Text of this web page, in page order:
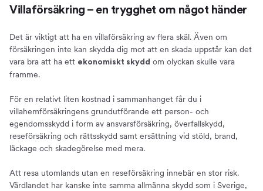
Villaförsäkring – en trygghet om något händer
Det är viktigt att ha en villaförsäkring av flera skäl. Även om
försäkringen inte kan skydda dig mot att en skada uppstår kan det
vara bra att ha ett ekonomiskt skydd om olyckan skulle vara
framme.
För en relativt liten kostnad i sammanhanget får du i
villahemförsäkringens grundutförande ett person- och
egendomsskydd i form av ansvarsförsäkring, överfallskydd,
reseförsäkring och rättsskydd samt ersättning vid stöld, brand,
läckage och skadegörelse med mera.
Att resa utomlands utan en reseförsäkring innebär en stor risk.
Värdlandet har kanske inte samma allmänna skydd som i Sverige,